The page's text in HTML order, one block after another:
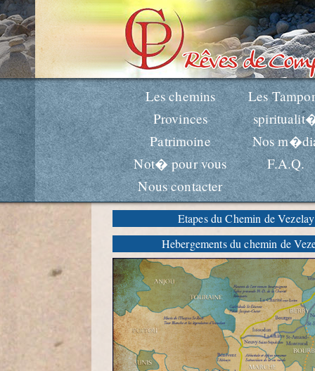
Etapes du Chemin de Vezelay
Hebergements du chemin de
Les chemins
Les
Provinces
Patrimoine
Nos
Not� pour vous
F.A.Q.
Nous contacter